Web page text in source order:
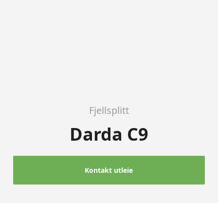
Fjellsplitt
Darda C9
Kontakt utleie